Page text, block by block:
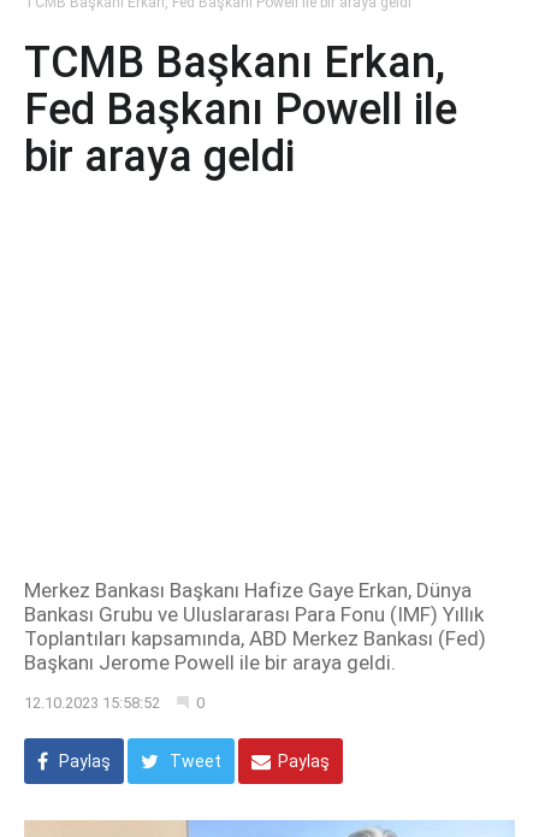
TCMB Başkanı Erkan,
Fed Başkanı Powell ile
bir araya geldi
Merkez Bankası Başkanı Hafize Gaye Erkan, Dünya
Bankası Grubu ve Uluslararası Para Fonu (IMF) Yıllık
Toplantıları kapsamında, ABD Merkez Bankası (Fed)
Başkanı Jerome Powell ile bir araya geldi.
12.10.2023 15:58:52 0
Paylaş Tweet Paylaş